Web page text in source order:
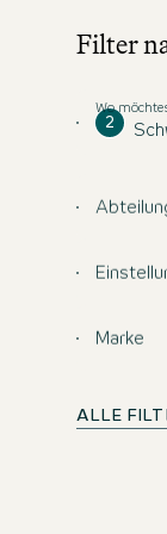
Filter
2
Wo
Marke
ALLE